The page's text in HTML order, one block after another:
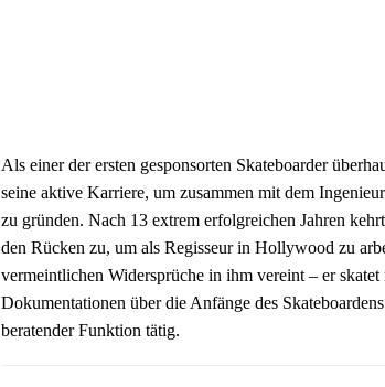
Als einer der ersten gesponsorten Skateboarder
seine aktive Karriere, um zusammen mit dem
zu gründen. Nach 13 extrem erfolgreichen Jahren
den Rücken zu, um als Regisseur in Hollywood zu
vermeintlichen Widersprüche in ihm vereint – er
Dokumentationen über die Anfänge des
beratender Funktion tätig.